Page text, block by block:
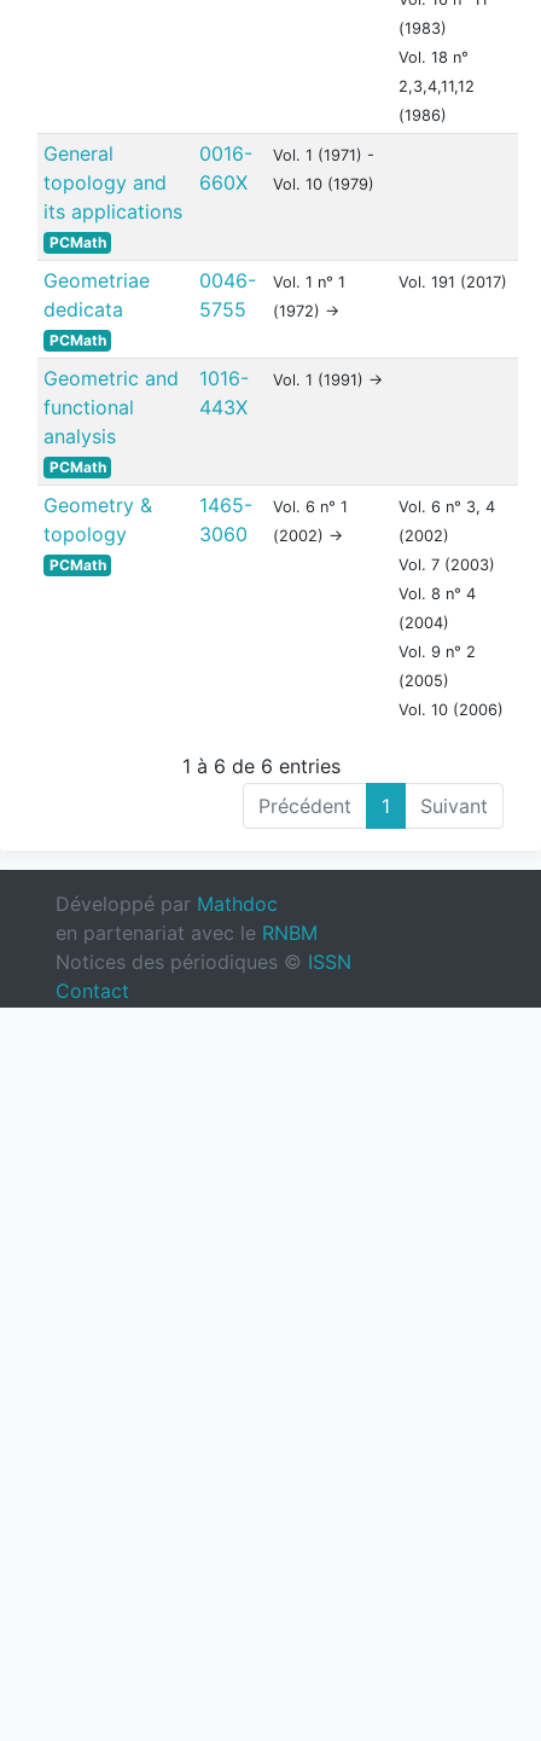
(1983)
Vol. 18 n°
2,3,4,11,12
(1986)
General
topology and
its applications
PCMath
0016-
660X
Vol. 1 (1971) -
Vol. 10 (1979)
Geometriae
dedicata
PCMath
0046-
5755
Vol. 1 n° 1
(1972) ->
Vol. 191 (2017)
Geometric and
functional
analysis
PCMath
1016-
443X
Vol. 1 (1991) ->
Geometry &
topology
PCMath
1465-
3060
Vol. 6 n° 1
(2002) ->
Vol. 6 n° 3, 4
(2002)
Vol. 7 (2003)
Vol. 8 n° 4
(2004)
Vol. 9 n° 2
(2005)
Vol. 10 (2006)
1 à 6 de 6 entries
Précédent
1 Suivant
Développé par Mathdoc
en partenariat avec le RNBM
Notices des périodiques © ISSN
Contact